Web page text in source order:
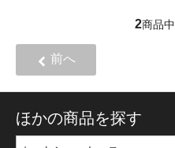
2商品中
前へ
ほかの商品を探す